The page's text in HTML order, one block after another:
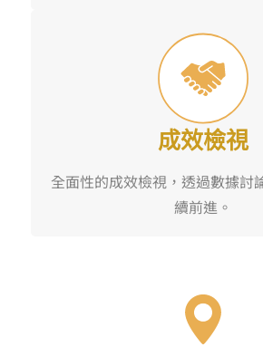
成效檢視
全面性的成效檢視，透過數據討
續前進。